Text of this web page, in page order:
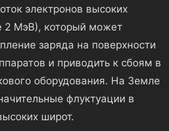
электронов высоких
2 МэВ), который может
заряда на поверхности
и приводить к сбоям в
оборудования. На Земле
флуктуации в
широт.